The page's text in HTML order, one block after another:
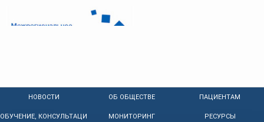
НОВОСТИ ОБ ОБЩЕСТВЕ ПАЦИЕНТАМ
ОБУЧЕНИЕ, КОНСУЛЬТАЦИИ МОНИТОРИНГ РЕСУРСЫ